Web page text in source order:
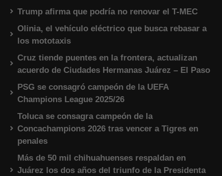
Trump afirma que podría no renovar el T-MEC
Olinia, el vehículo eléctrico que busca rebasar a
los mototaxis
Cruz tiende puentes en la frontera, actualizan
acuerdo de Ciudades Hermanas Juárez – El Paso
PSG se consagró campeón de la UEFA
Champions League 2025/26
Toluca se consagra campeón de la
Concachampions 2026 tras vencer a Tigres en
penales
Más de 50 mil chihuahuenses respaldan en
Juárez los dos años del triunfo de la Presidenta